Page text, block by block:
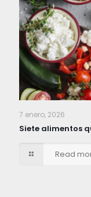
7 enero, 2026
Siete alimentos
Read